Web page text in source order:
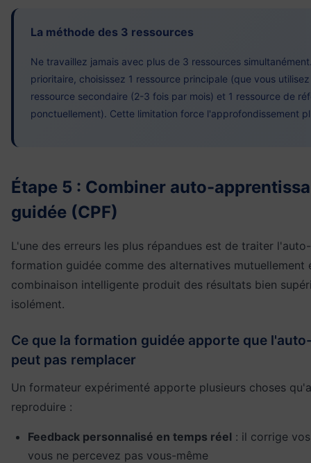
La méthode des 3 ressources
Ne travaillez jamais avec plus de 3 ressources
prioritaire, choisissez 1 ressource principale (que vous
ressource secondaire (2-3 fois par mois) et 1 ressource de
ponctuellement). Cette limitation force l'approfondissement
Étape 5 : Combiner auto-
guidée (CPF)
L'une des erreurs les plus répandues est de traiter
formation guidée comme des alternatives mutuellement
combinaison intelligente produit des résultats bien
isolément.
Ce que la formation guidée apporte que
peut pas remplacer
Un formateur expérimenté apporte plusieurs choses
reproduire :
Feedback personnalisé en temps réel : il corrige
vous ne percevez pas vous-même